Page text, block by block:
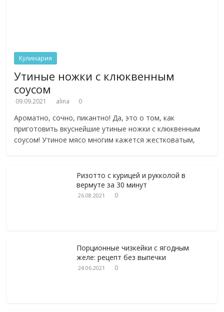
Кулинария
Утиные ножки с клюквенным
соусом
09.09.2021 alina 0
Ароматно, сочно, пикантно! Да, это о том, как
приготовить вкуснейшие утиные ножки с клюквенным
соусом! Утиное мясо многим кажется жестковатым,
Ризотто с курицей и рукколой в
вермуте за 30 минут
26.08.2021 0
Порционные чизкейки с ягодным
желе: рецепт без выпечки
24.06.2021 0